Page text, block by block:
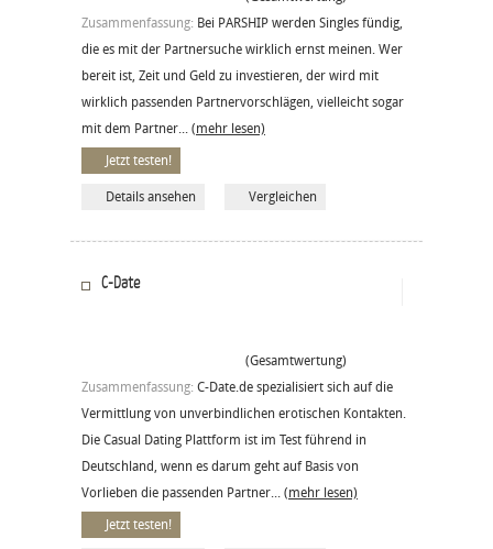
Zusammenfassung: Bei PARSHIP werden Singles fündig,
die es mit der Partnersuche wirklich ernst meinen. Wer
bereit ist, Zeit und Geld zu investieren, der wird mit
wirklich passenden Partnervorschlägen, vielleicht sogar
mit dem Partner... (mehr lesen)
Jetzt testen!
Details ansehen Vergleichen
C-Date
(Gesamtwertung)
Zusammenfassung: C-Date.de spezialisiert sich auf die
Vermittlung von unverbindlichen erotischen Kontakten.
Die Casual Dating Plattform ist im Test führend in
Deutschland, wenn es darum geht auf Basis von
Vorlieben die passenden Partner... (mehr lesen)
Jetzt testen!